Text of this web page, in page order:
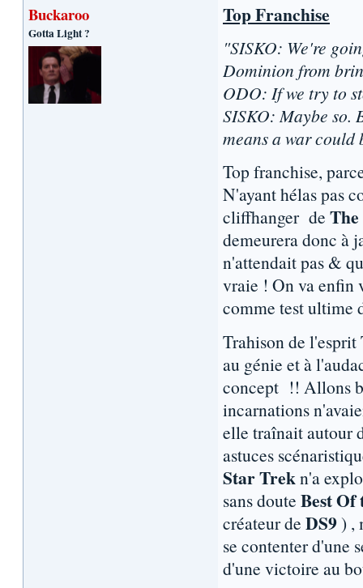
Buckaroo
Gotta Light ?
Top Franchise
"SISKO: We're
Dominion from
ODO: If we try to
SISKO: Maybe so.
means a war
Top franchise,
N'ayant hélas pas
cliffhanger de
demeurera donc à
n'attendait pas &
vraie ! On va enfin
comme test ultime
Trahison de
au génie et à
concept !! Allons
incarnations
elle traînait autour
astuces
Star Trekn'a
sans doute Best Of
créateur de DS9) ,
se contenter d'une
d'une victoire au